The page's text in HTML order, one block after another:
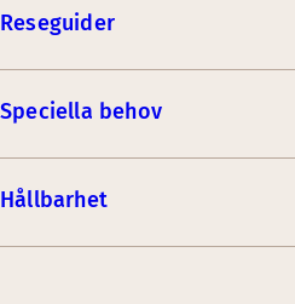
Reseguider
Speciella behov
Hållbarhet